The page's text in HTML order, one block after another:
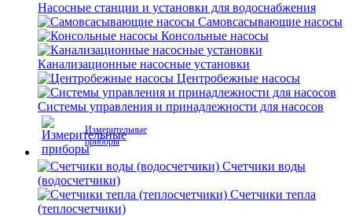
Насосные станции и установки для водоснабжения
Самовсасывающие насосы
Консольные насосы
Канализационные насосные установки
Центробежные насосы
Системы управления и принадлежности для насосов
Измерительные
приборы
Счетчики воды
(водосчетчики)
Счетчики тепла
(теплосчетчики)